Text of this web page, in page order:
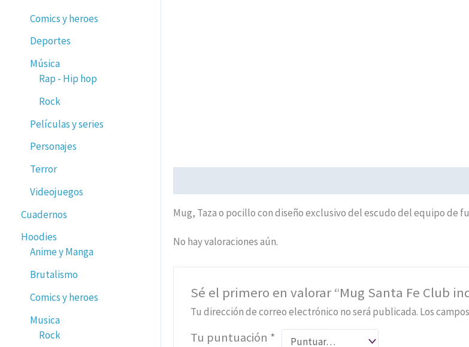
Comics y heroes
Deportes
Música
Rap - Hip hop
Rock
Películas y series
Personajes
Terror
Videojuegos
Cuadernos
Hoodies
Anime y Manga
Brutalismo
Comics y heroes
Musica
Rock
Mug, Taza o pocillo con diseño exclusivo del escudo del equipo de
No hay valoraciones aún.
Sé el primero en valorar “Mug Santa Fe Club
Tu dirección de correo electrónico no será publicada. Los
Tu puntuación *